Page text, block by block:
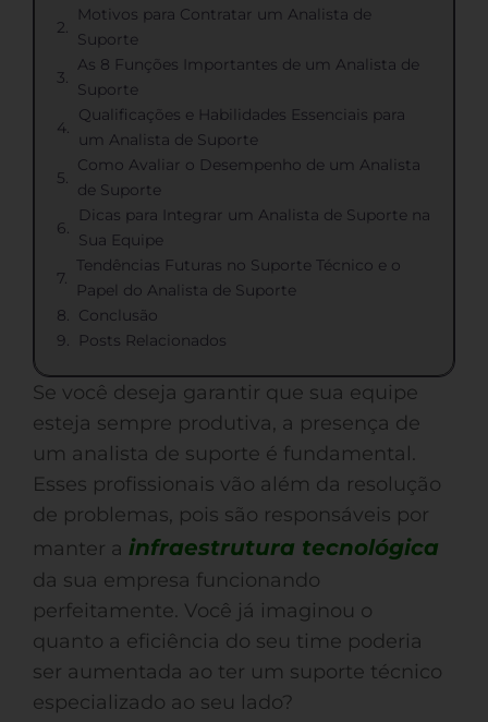
Motivos para Contratar um Analista de
Suporte
As 8 Funções Importantes de um Analista de
Suporte
Qualificações e Habilidades Essenciais para
um Analista de Suporte
Como Avaliar o Desempenho de um Analista
de Suporte
Dicas para Integrar um Analista de Suporte na
Sua Equipe
Tendências Futuras no Suporte Técnico e o
Papel do Analista de Suporte
Conclusão
Posts Relacionados
Se você deseja garantir que sua equipe
esteja sempre produtiva, a presença de
um analista de suporte é fundamental.
Esses profissionais vão além da resolução
de problemas, pois são responsáveis por
manter a infraestrutura tecnológica
da sua empresa funcionando
perfeitamente. Você já imaginou o
quanto a eficiência do seu time poderia
ser aumentada ao ter um suporte técnico
especializado ao seu lado?